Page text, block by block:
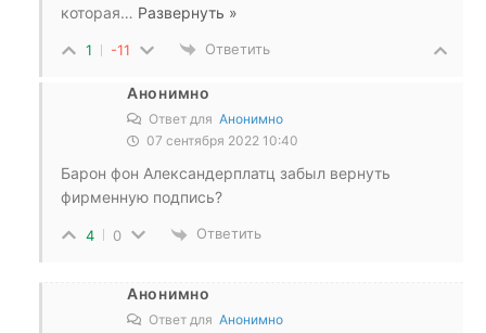
которая… Развернуть »
1 -11 Ответить
Анонимно
Ответ для Анонимно
07 сентября 2022 10:40
Барон фон Александерплатц забыл вернуть
фирменную подпись?
4 0 Ответить
Анонимно
Ответ для Анонимно